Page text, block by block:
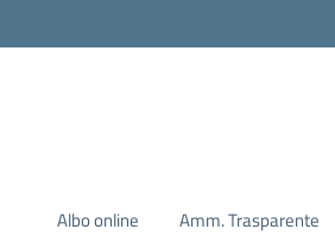
Albo online Amm. Trasparente